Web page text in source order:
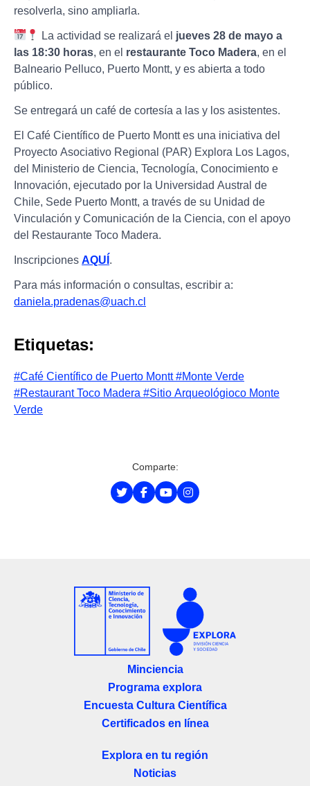
resolverla, sino ampliarla.
La actividad se realizará el jueves 28 de mayo a
las 18:30 horas, en el restaurante Toco Madera, en el
Balneario Pelluco, Puerto Montt, y es abierta a todo
público.
Se entregará un café de cortesía a las y los asistentes.
El Café Científico de Puerto Montt es una iniciativa del
Proyecto Asociativo Regional (PAR) Explora Los Lagos,
del Ministerio de Ciencia, Tecnología, Conocimiento e
Innovación, ejecutado por la Universidad Austral de
Chile, Sede Puerto Montt, a través de su Unidad de
Vinculación y Comunicación de la Ciencia, con el apoyo
del Restaurante Toco Madera.
Inscripciones AQUÍ .
Para más información o consultas, escribir a:
daniela.pradenas@uach.cl
Etiquetas:
#Café Científico de Puerto Montt#Monte Verde
#Restaurant Toco Madera #Sitio Arqueológioco Monte
Verde
Comparte:
Minciencia
Programa explora
Encuesta Cultura Científica
Certificados en línea
Explora en tu región
Noticias